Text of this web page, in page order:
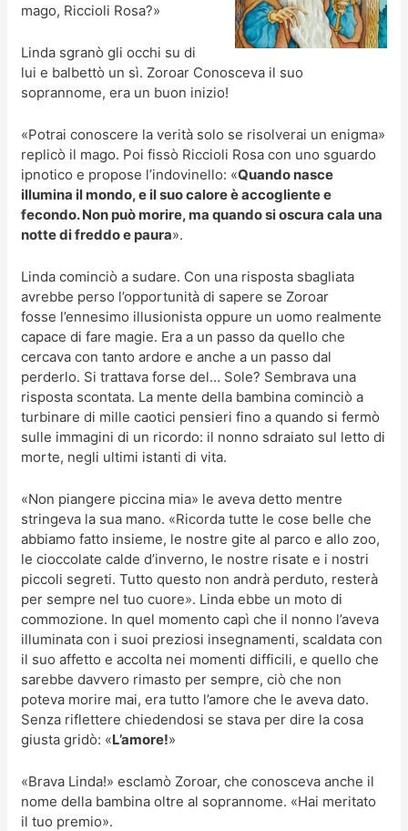
mago, Riccioli Rosa?»
Linda sgranò gli occhi su di
lui e balbettò un sì. Zoroar Conosceva il suo
soprannome, era un buon inizio!
«Potrai conoscere la verità solo se risolverai un enigma»
replicò il mago. Poi fissò Riccioli Rosa con uno sguardo
ipnotico e propose l’indovinello: «Quando nasce
illumina il mondo, e il suo calore è accogliente e
fecondo. Non può morire, ma quando si oscura cala una
notte di freddo e paura».
Linda cominciò a sudare. Con una risposta sbagliata
avrebbe perso l’opportunità di sapere se Zoroar
fosse l’ennesimo illusionista oppure un uomo realmente
capace di fare magie. Era a un passo da quello che
cercava con tanto ardore e anche a un passo dal
perderlo. Si trattava forse del… Sole? Sembrava una
risposta scontata. La mente della bambina cominciò a
turbinare di mille caotici pensieri fino a quando si fermò
sulle immagini di un ricordo: il nonno sdraiato sul letto di
morte, negli ultimi istanti di vita.
«Non piangere piccina mia» le aveva detto mentre
stringeva la sua mano. «Ricorda tutte le cose belle che
abbiamo fatto insieme, le nostre gite al parco e allo zoo,
le cioccolate calde d’inverno, le nostre risate e i nostri
piccoli segreti. Tutto questo non andrà perduto, resterà
per sempre nel tuo cuore». Linda ebbe un moto di
commozione. In quel momento capì che il nonno l’aveva
illuminata con i suoi preziosi insegnamenti, scaldata con
il suo affetto e accolta nei momenti difficili, e quello che
sarebbe davvero rimasto per sempre, ciò che non
poteva morire mai, era tutto l’amore che le aveva dato.
Senza riflettere chiedendosi se stava per dire la cosa
giusta gridò: «L’amore!»
«Brava Linda!» esclamò Zoroar, che conosceva anche il
nome della bambina oltre al soprannome. «Hai meritato
il tuo premio».